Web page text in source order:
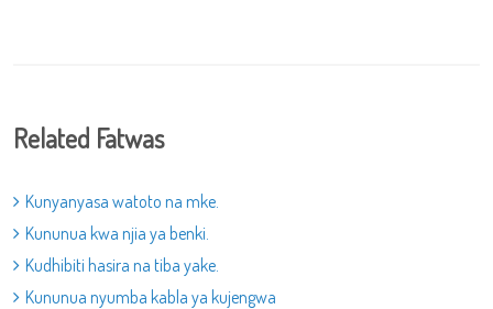
Related Fatwas
Kunyanyasa watoto na mke.
Kununua kwa njia ya benki.
Kudhibiti hasira na tiba yake.
Kununua nyumba kabla ya kujengwa